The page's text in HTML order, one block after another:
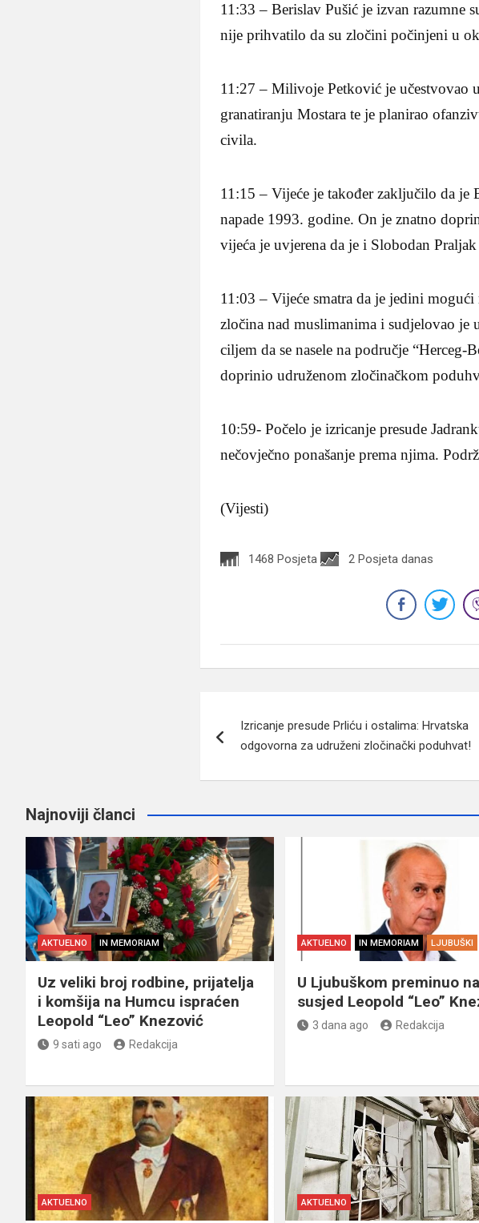
11:33 – Berislav Pušić je izvan razumne
nije prihvatilo da su zločini počinjeni u
11:27 – Milivoje Petković je učestvovao
granatiranju Mostara te je planirao
civila.
11:15 – Vijeće je također zaključilo da
napade 1993. godine. On je znatno
vijeća je uvjerena da je i Slobodan
11:03 – Vijeće smatra da je jedini
zločina nad muslimanima i sudjelovao je
ciljem da se nasele na područje “Herceg-
doprinio udruženom zločinačkom
10:59- Počelo je izricanje presude
nečovječno ponašanje prema njima.
(Vijesti)
1468 Posjeta 2 Posjeta danas
članaka
Izricanje presude Prliću i ostalima: Hrvatska
odgovorna za udruženi zločinački poduhvat!
Najnoviji članci
AKTUELNO IN MEMORIAM
Uz veliki broj rodbine, prijatelja
i komšija na Humcu ispraćen
Leopold “Leo” Knezović
9 sati ago Redakcija
AKTUELNO IN MEMORIAM LJUBUŠKI
U Ljubuškom preminuo
susjed Leopold “Leo”
3 dana ago Redakcija
AKTUELNO AKTUELNO